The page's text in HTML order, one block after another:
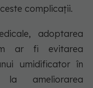
complicații.
adoptarea
ar fi evitarea
umidificator în
ameliorarea